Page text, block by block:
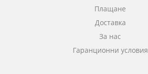
Плащане
Доставка
За нас
Гаранционни условия